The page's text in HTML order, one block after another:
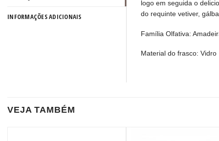
INFORMAÇÕES ADICIONAIS
logo em seguida o
do requinte vetiver,
Família Olfativa:
Material do frasco: Vidro
VEJA TAMBÉM